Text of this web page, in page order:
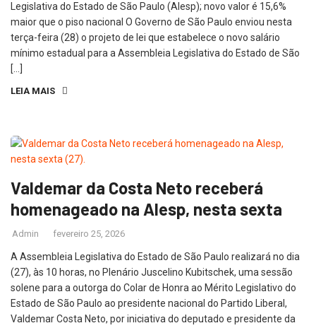
Legislativa do Estado de São Paulo (Alesp); novo valor é 15,6%
maior que o piso nacional O Governo de São Paulo enviou nesta
terça-feira (28) o projeto de lei que estabelece o novo salário
mínimo estadual para a Assembleia Legislativa do Estado de São
[…]
LEIA MAIS
Valdemar da Costa Neto receberá
homenageado na Alesp, nesta sexta
Admin fevereiro 25, 2026
A Assembleia Legislativa do Estado de São Paulo realizará no dia
(27), às 10 horas, no Plenário Juscelino Kubitschek, uma sessão
solene para a outorga do Colar de Honra ao Mérito Legislativo do
Estado de São Paulo ao presidente nacional do Partido Liberal,
Valdemar Costa Neto, por iniciativa do deputado e presidente da